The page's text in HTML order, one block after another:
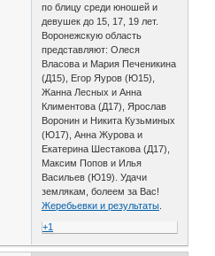
по блицу среди юношей и
девушек до 15, 17, 19 лет.
Воронежскую область
представляют: Олеся
Власова и Мария Печеникина
(Д15), Егор Яуров (Ю15),
Жанна Лесных и Анна
Климентова (Д17), Ярослав
Воронин и Никита Кузьминых
(Ю17), Анна Журова и
Екатерина Шестакова (Д17),
Максим Попов и Илья
Васильев (Ю19). Удачи
землякам, болеем за Вас!
Жеребьевки и результаты
+1